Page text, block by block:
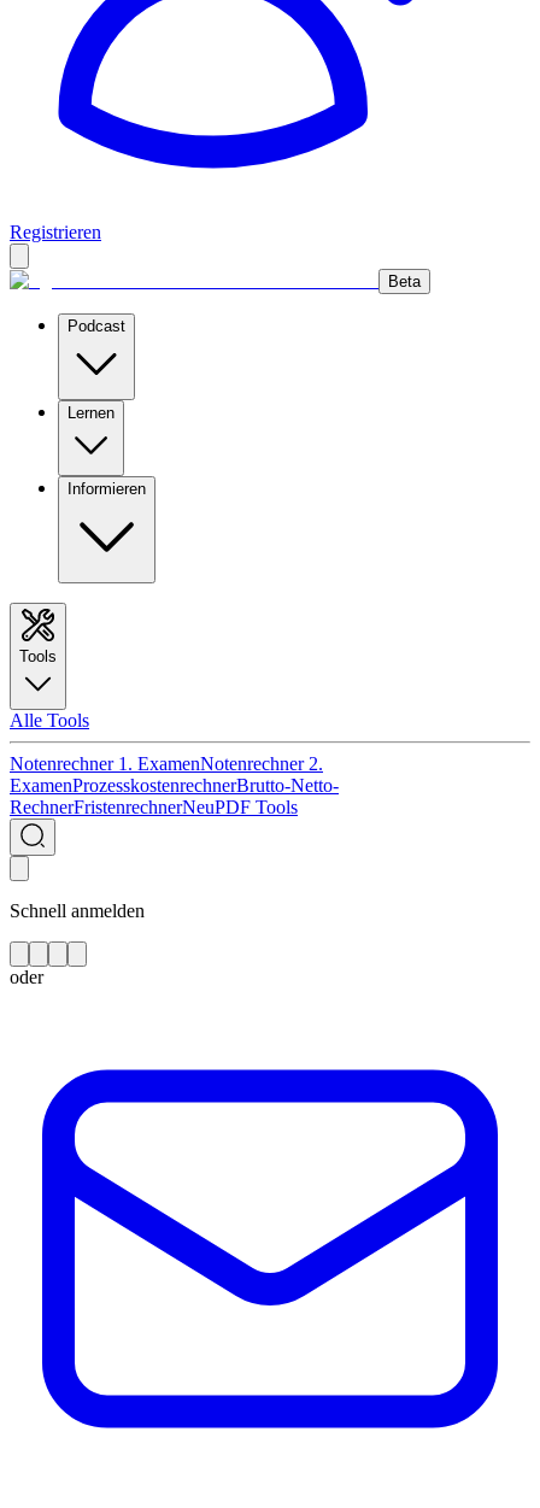
Registrieren
Beta
Podcast
Lernen
Informieren
Tools
Alle Tools
Notenrechner 1. ExamenNotenrechner 2.
ExamenProzesskostenrechnerBrutto-Netto-
RechnerFristenrechnerNeuPDF Tools
Schnell anmelden
oder